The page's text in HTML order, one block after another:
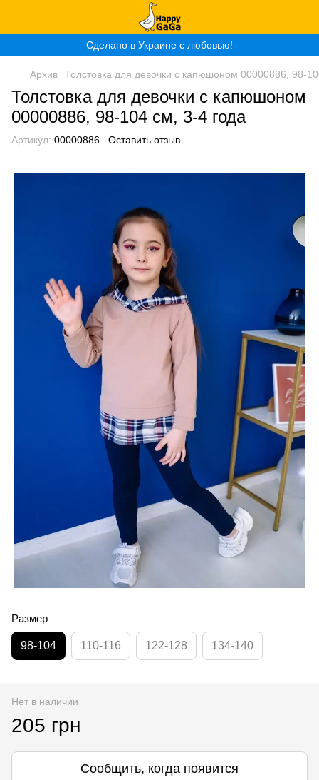
Сделано в Украине с любовью!
Архив Толстовка для девочки с капюшоном 00000886, 98-
Толстовка для девочки с капюшоном
00000886, 98-104 см, 3-4 года
Артикул: 00000886 Оставить отзыв
Размер
98-104 110-116 122-128 134-140
Нет в наличии
205 грн
Сообщить, когда появится